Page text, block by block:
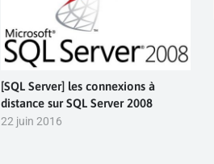
[SQL Server] les connexions à
distance sur SQL Server 2008
22 juin 2016